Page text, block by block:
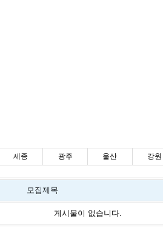
세종 광주 울산 강원
모집제목
게시물이 없습니다.